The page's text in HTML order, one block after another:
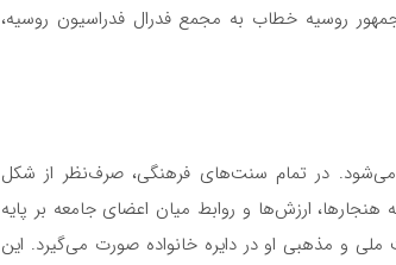
روسیه خطاب به مجمع فدرال فدراسیون روسیه،
می‌شود. در تمام سنت‌های فرهنگی، صرف‌نظر از شکل
ارزش‌ها و روابط میان اعضای جامعه بر پایه
و مذهبی او در دایره خانواده صورت می‌گیرد. این